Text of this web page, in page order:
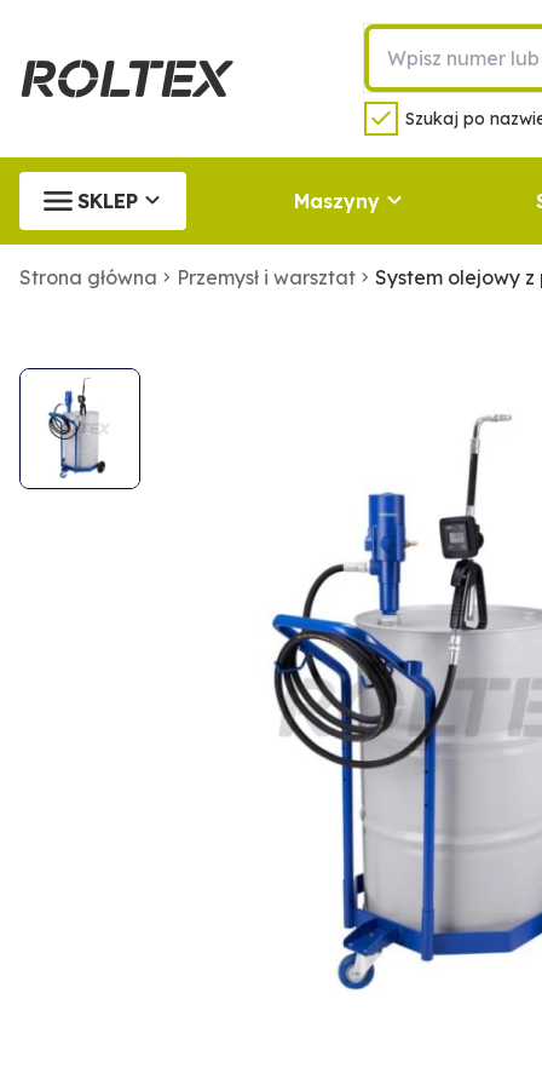
Szukaj po
SKLEP Maszyny
Strona główna Przemysł i warsztat System olejowy z